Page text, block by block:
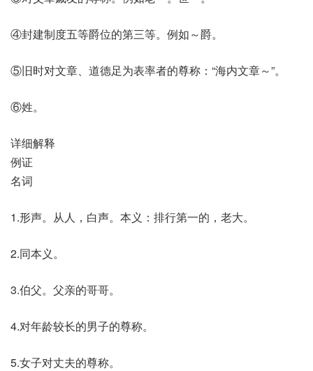
④封建制度五等爵位的第三等。例如～爵。
⑤旧时对文章、道德足为表率者的尊称：“海内文章～”。
⑥姓。
详细解释
例证
名词
1.形声。从人，白声。本义：排行第一的，老大。
2.同本义。
3.伯父。父亲的哥哥。
4.对年龄较长的男子的尊称。
5.女子对丈夫的尊称。